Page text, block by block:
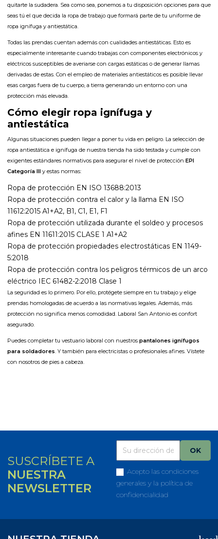
quitarte la sudadera. Sea como sea, ponemos a tu disposición opciones para que
seas tú el que decida la ropa de trabajo que formará parte de tu uniforme de
ropa ignífuga y antiestática.
Todas las prendas cuentan además con cualidades antiestáticas. Esto es
especialmente interesante cuando trabajas con componentes electrónicos y
eléctricos susceptibles de averiarse con cargas estáticas o de generar llamas
derivadas de estas. Con el empleo de materiales antiestáticos es posible llevar
esas cargas fuera de tu cuerpo, a tierra generando un entorno con una
protección más elevada.
Cómo elegir ropa ignífuga y
antiestática
Algunas situaciones pueden llegar a poner tu vida en peligro. La selección de
ropa antiestática e ignífuga de nuestra tienda ha sido testada y cumple con
exigentes estándares normativos para asegurar el nivel de protección EPI
Categoría III y estas normas:
Ropa de protección EN ISO 13688:2013
Ropa de protección contra el calor y la llama EN ISO
11612:2015 A1+A2, B1, C1, E1, F1
Ropa de protección utilizada durante el soldeo y procesos
afines EN 11611:2015 CLASE 1 A1+A2
Ropa de protección propiedades electrostáticas EN 1149-
5:2018
Ropa de protección contra los peligros térmicos de un arco
eléctrico IEC 61482-2:2018 Clase 1
La seguridad es lo primero. Por ello, protégete siempre en tu trabajo y elige
prendas homologadas de acuerdo a las normativas legales. Además, más
protección no significa menos comodidad. Laboral San Antonio es confort
asegurado.
Puedes completar tu vestuario laboral con nuestros pantalones ignífugos
para soldadores. Y también para electricistas o profesionales afines. Vístete
con nosotros de pies a cabeza.
SUSCRÍBETE A
NUESTRA
NEWSLETTER
Acepto las condiciones
generales y la política de
confidencialidad